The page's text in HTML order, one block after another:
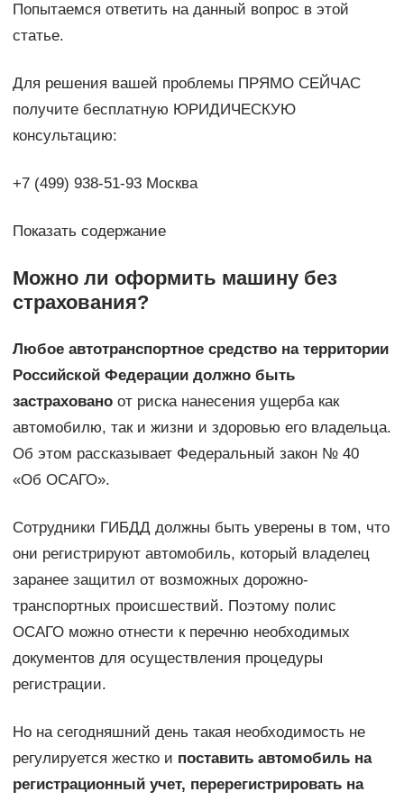
Попытаемся ответить на данный вопрос в этой
статье.
Для решения вашей проблемы ПРЯМО СЕЙЧАС
получите бесплатную ЮРИДИЧЕСКУЮ
консультацию:
+7 (499) 938-51-93 Москва
Показать содержание
Можно ли оформить машину без
страхования?
Любое автотранспортное средство на территории
Российской Федерации должно быть
застрахованоот риска нанесения ущерба как
автомобилю, так и жизни и здоровью его владельца.
Об этом рассказывает Федеральный закон № 40
«Об ОСАГО».
Сотрудники ГИБДД должны быть уверены в том, что
они регистрируют автомобиль, который владелец
заранее защитил от возможных дорожно-
транспортных происшествий. Поэтому полис
ОСАГО можно отнести к перечню необходимых
документов для осуществления процедуры
регистрации.
Но на сегодняшний день такая необходимость не
регулируется жестко и поставить автомобиль на
регистрационный учет, перерегистрировать на